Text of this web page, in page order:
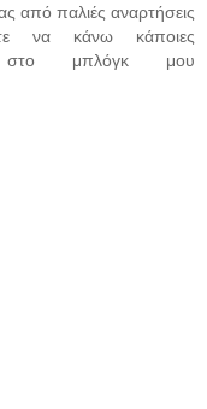
από παλιές αναρτήσεις
να κάνω κάποιες
στο μπλόγκ μου